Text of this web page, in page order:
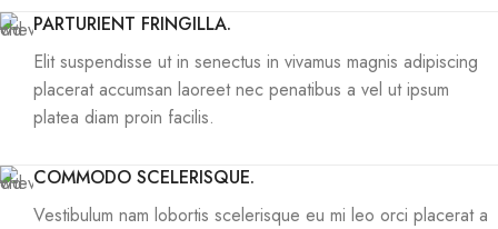
PARTURIENT FRINGILLA.
Elit suspendisse ut in senectus in vivamus magnis adipiscing
placerat accumsan laoreet nec penatibus a vel ut ipsum
platea diam proin facilis.
COMMODO SCELERISQUE.
Vestibulum nam lobortis scelerisque eu mi leo orci placerat a